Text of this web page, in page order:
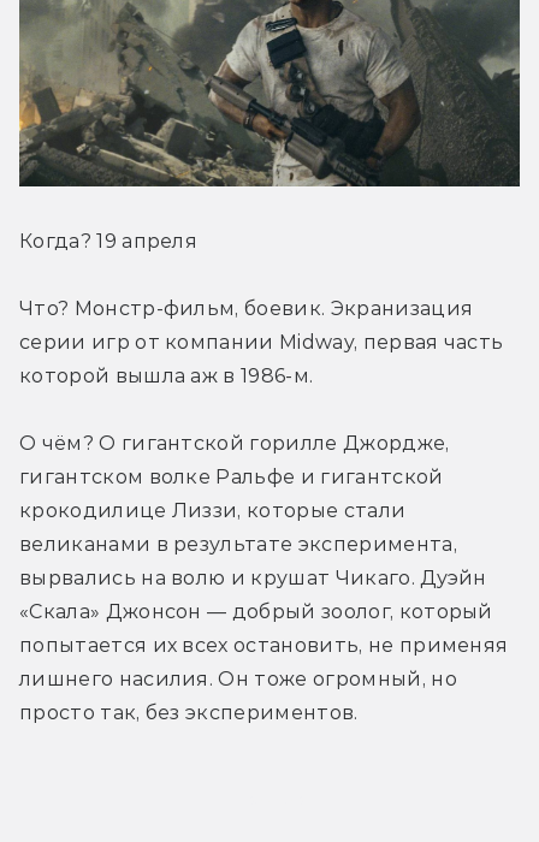
Когда? 19 апреля
Что? Монстр-фильм, боевик. Экранизация
серии игр от компании Midway, первая часть
которой вышла аж в 1986-м.
О чём? О гигантской горилле Джордже,
гигантском волке Ральфе и гигантской
крокодилице Лиззи, которые стали
великанами в результате эксперимента,
вырвались на волю и крушат Чикаго. Дуэйн
«Скала» Джонсон — добрый зоолог, который
попытается их всех остановить, не применяя
лишнего насилия. Он тоже огромный, но
просто так, без экспериментов.